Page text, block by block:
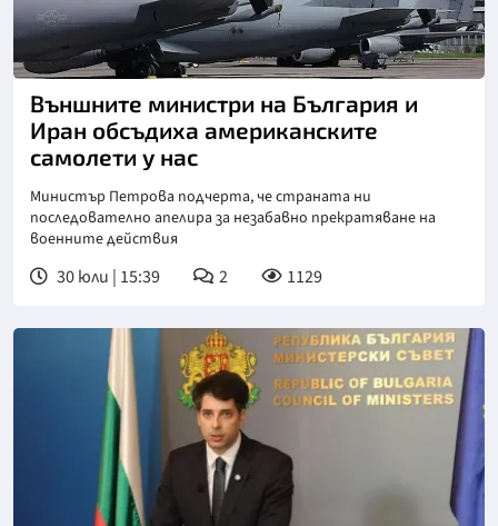
Снимка: БГНЕС
Външните министри на България и
Иран обсъдиха американските
самолети у нас
Министър Петрова подчерта, че страната ни
последователно апелира за незабавно прекратяване на
военните действия
30 юли | 15:39 2 1129